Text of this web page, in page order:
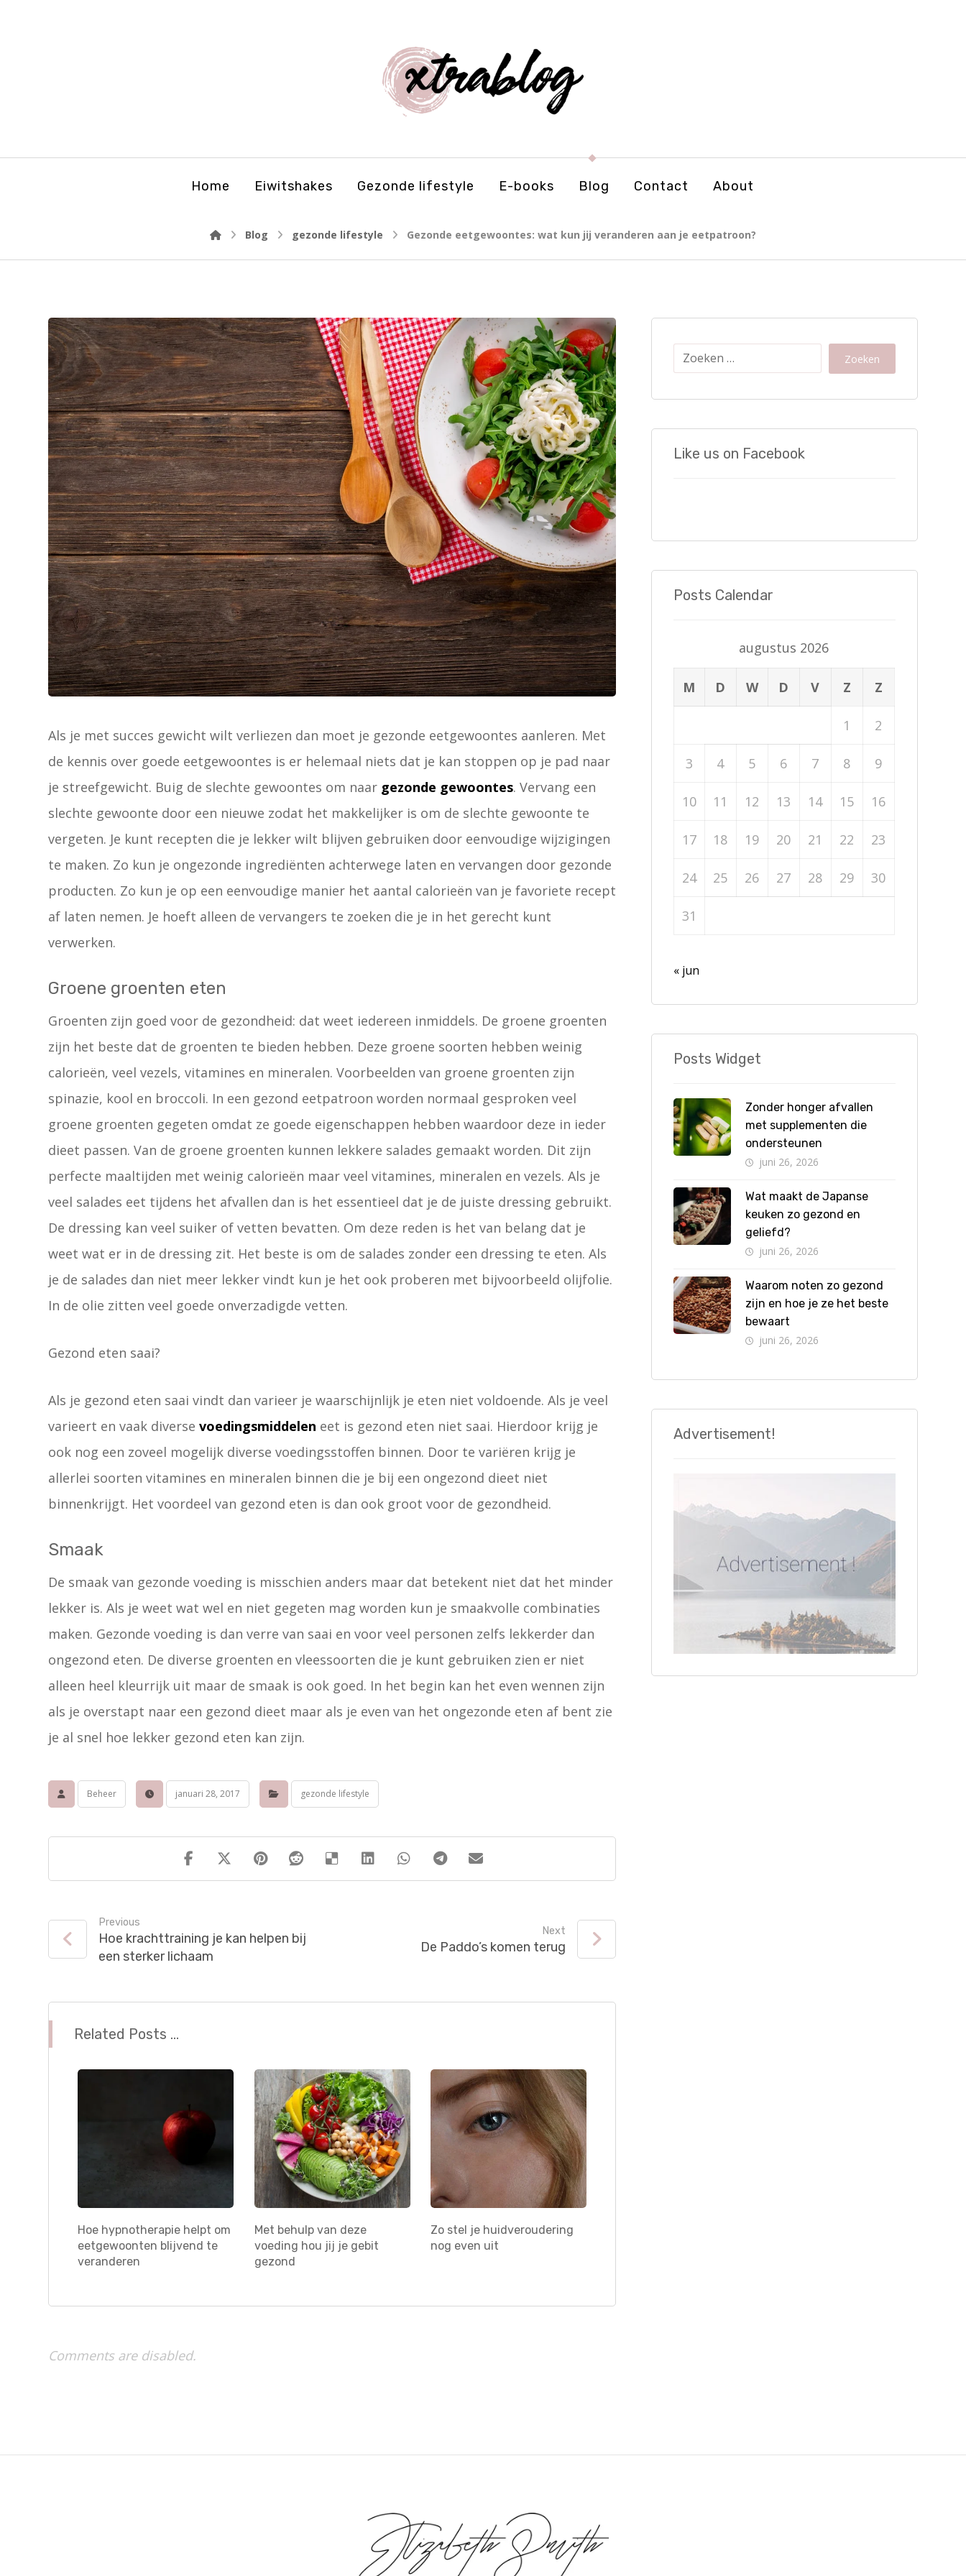
Home Eiwitshakes Gezonde lifestyle E-books Blog Contact About
Blog gezonde lifestyle Gezonde eetgewoontes: wat kun jij veranderen aan je eetpatroon?
Als je met succes gewicht wilt verliezen dan moet je gezonde eetgewoontes aanleren. Met
de kennis over goede eetgewoontes is er helemaal niets dat je kan stoppen op je pad naar
je streefgewicht. Buig de slechte gewoontes om naar gezonde gewoontes. Vervang een
slechte gewoonte door een nieuwe zodat het makkelijker is om de slechte gewoonte te
vergeten. Je kunt recepten die je lekker wilt blijven gebruiken door eenvoudige wijzigingen
te maken. Zo kun je ongezonde ingrediënten achterwege laten en vervangen door gezonde
producten. Zo kun je op een eenvoudige manier het aantal calorieën van je favoriete recept
af laten nemen. Je hoeft alleen de vervangers te zoeken die je in het gerecht kunt
verwerken.
Groene groenten eten
Groenten zijn goed voor de gezondheid: dat weet iedereen inmiddels. De groene groenten
zijn het beste dat de groenten te bieden hebben. Deze groene soorten hebben weinig
calorieën, veel vezels, vitamines en mineralen. Voorbeelden van groene groenten zijn
spinazie, kool en broccoli. In een gezond eetpatroon worden normaal gesproken veel
groene groenten gegeten omdat ze goede eigenschappen hebben waardoor deze in ieder
dieet passen. Van de groene groenten kunnen lekkere salades gemaakt worden. Dit zijn
perfecte maaltijden met weinig calorieën maar veel vitamines, mineralen en vezels. Als je
veel salades eet tijdens het afvallen dan is het essentieel dat je de juiste dressing gebruikt.
De dressing kan veel suiker of vetten bevatten. Om deze reden is het van belang dat je
weet wat er in de dressing zit. Het beste is om de salades zonder een dressing te eten. Als
je de salades dan niet meer lekker vindt kun je het ook proberen met bijvoorbeeld olijfolie.
In de olie zitten veel goede onverzadigde vetten.
Gezond eten saai?
Als je gezond eten saai vindt dan varieer je waarschijnlijk je eten niet voldoende. Als je veel
varieert en vaak diversevoedingsmiddelen eet is gezond eten niet saai. Hierdoor krijg je
ook nog een zoveel mogelijk diverse voedingsstoffen binnen. Door te variëren krijg je
allerlei soorten vitamines en mineralen binnen die je bij een ongezond dieet niet
binnenkrijgt. Het voordeel van gezond eten is dan ook groot voor de gezondheid.
Smaak
De smaak van gezonde voeding is misschien anders maar dat betekent niet dat het minder
lekker is. Als je weet wat wel en niet gegeten mag worden kun je smaakvolle combinaties
maken. Gezonde voeding is dan verre van saai en voor veel personen zelfs lekkerder dan
ongezond eten. De diverse groenten en vleessoorten die je kunt gebruiken zien er niet
alleen heel kleurrijk uit maar de smaak is ook goed. In het begin kan het even wennen zijn
als je overstapt naar een gezond dieet maar als je even van het ongezonde eten af bent zie
je al snel hoe lekker gezond eten kan zijn.
Beheer januari 28, 2017 gezonde lifestyle
Previous
Hoe krachttraining je kan helpen bij
een sterker lichaam
Next
De Paddo’s komen terug
Related Posts ...
Hoe hypnotherapie helpt om
eetgewoonten blijvend te
veranderen
Met behulp van deze
voeding hou jij je gebit
gezond
Zo stel je huidveroudering
nog even uit
Comments are disabled.
Zoeken
Like us on Facebook
Posts Calendar
augustus 2026
M D W D V Z Z
1 2
3 4 5 6 7 8 9
10 11 12 13 14 15 16
17 18 19 20 21 22 23
24 25 26 27 28 29 30
31
« jun
Posts Widget
Zonder honger afvallen
met supplementen die
ondersteunen
juni 26, 2026
Wat maakt de Japanse
keuken zo gezond en
geliefd?
juni 26, 2026
Waarom noten zo gezond
zijn en hoe je ze het beste
bewaart
juni 26, 2026
Advertisement!